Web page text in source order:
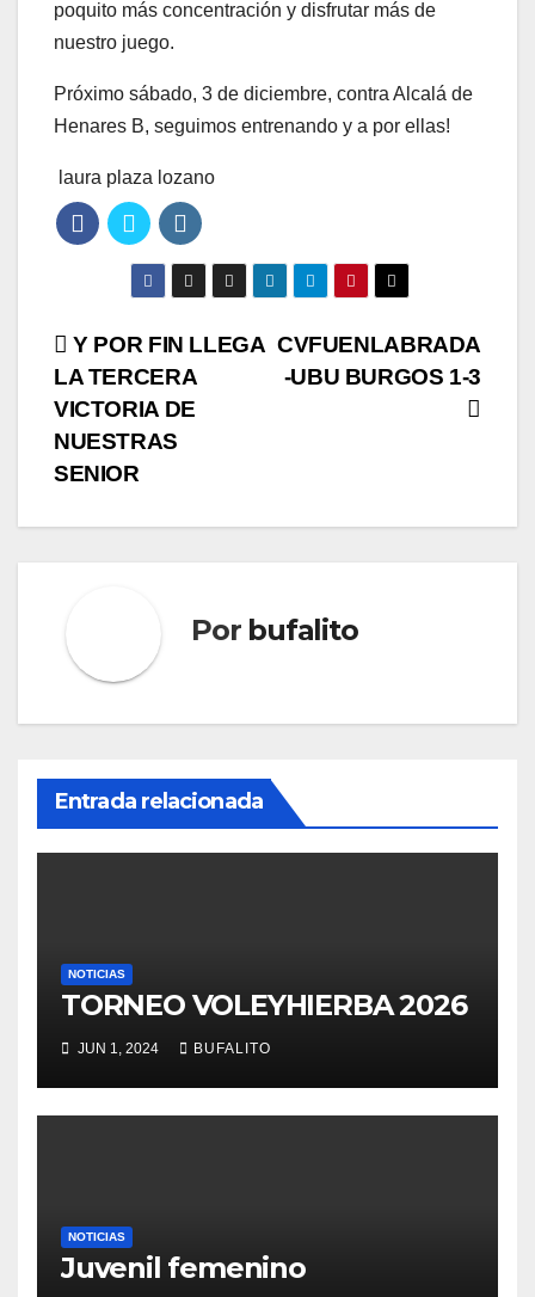
poquito más concentración y disfrutar más de
nuestro juego.
Próximo sábado, 3 de diciembre, contra Alcalá de
Henares B, seguimos entrenando y a por ellas!
laura plaza lozano
Navegación
de
entradas
CVFUENLABRADA
-UBU BURGOS 1-3
Y POR FIN LLEGA
LA TERCERA
VICTORIA DE
NUESTRAS
SENIOR
Por bufalito
Entrada relacionada
NOTICIAS
TORNEO VOLEYHIERBA 2026
JUN 1, 2024 BUFALITO
NOTICIAS
Juvenil femenino